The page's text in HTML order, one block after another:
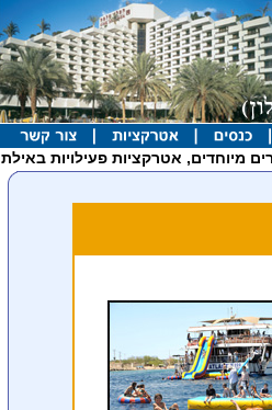
מיוחדים, אטרקציות פעילויות באילת